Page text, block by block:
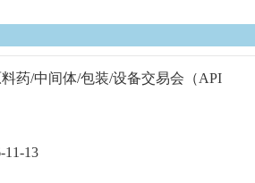
药/中间体/包装/设备交易会（API
11-13